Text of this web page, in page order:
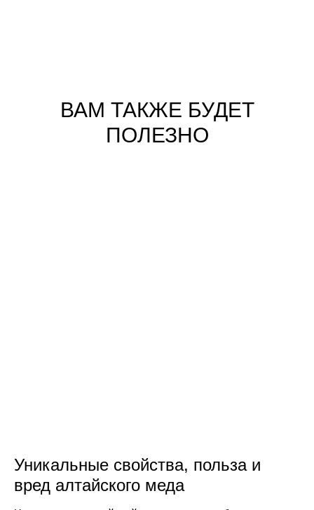
ВАМ ТАКЖЕ БУДЕТ
ПОЛЕЗНО
Уникальные свойства, польза и
вред алтайского меда